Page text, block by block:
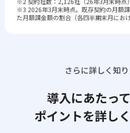
※3 2026年3月末時点。既存契約の月額
た月額課金額の割合（各四半期末月にお
さらに詳しく知
導入にあたっ
ポイントを詳し